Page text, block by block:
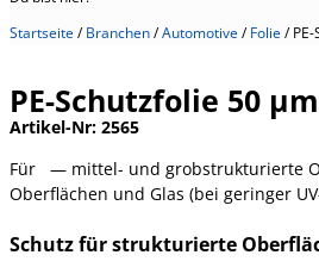
Startseite/Branchen/Automotive/Folie/
PE-Schutzfolie 50 µm
Artikel-Nr: 2565
Für — mittel- und grobstrukturierte
Oberflächen und Glas (bei geringer
Schutz für strukturierte